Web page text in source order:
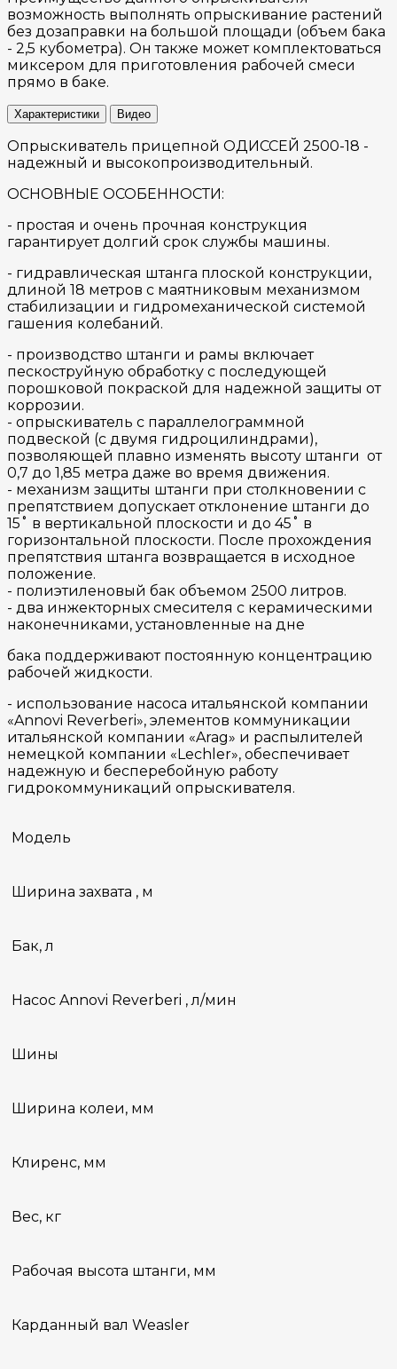
возможность выполнять опрыскивание растений
без дозаправки на большой площади (объем бака
- 2,5 кубометра). Он также может комплектоваться
миксером для приготовления рабочей смеси
прямо в баке.
Характеристики Видео
Опрыскиватель прицепной ОДИССЕЙ 2500-18 -
надежный и высокопроизводительный.
ОСНОВНЫЕ ОСОБЕННОСТИ:
- простая и очень прочная конструкция
гарантирует долгий срок службы машины.
- гидравлическая штанга плоской конструкции,
длиной 18 метров с маятниковым механизмом
стабилизации и гидромеханической системой
гашения колебаний.
- производство штанги и рамы включает
пескоструйную обработку с последующей
порошковой покраской для надежной защиты от
коррозии.
- опрыскиватель с параллелограммной
подвеской (с двумя гидроцилиндрами),
позволяющей плавно изменять высоту штанги от
0,7 до 1,85 метра даже во время движения.
- механизм защиты штанги при столкновении с
препятствием допускает отклонение штанги до
15˚ в вертикальной плоскости и до 45˚ в
горизонтальной плоскости. После прохождения
препятствия штанга возвращается в исходное
положение.
- полиэтиленовый бак объемом 2500 литров.
- два инжекторных смесителя с керамическими
наконечниками, установленные на дне
бака поддерживают постоянную концентрацию
рабочей жидкости.
- использование насоса итальянской компании
«Annovi Reverberi», элементов коммуникации
итальянской компании «Arag» и распылителей
немецкой компании «Lechler», обеспечивает
надежную и бесперебойную работу
гидрокоммуникаций опрыскивателя.
Модель
Ширина захвата , м
Бак, л
Насос Annovi Reverberi , л/мин
Шины
Ширина колеи, мм
Клиренс, мм
Вес, кг
Рабочая высота штанги, мм
Карданный вал Weasler